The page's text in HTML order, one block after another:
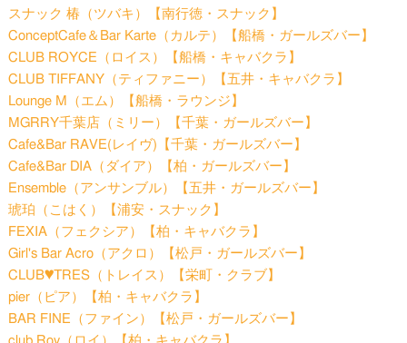
スナック 椿（ツバキ）【南行徳・スナック】
ConceptCafe＆Bar Karte（カルテ）【船橋・ガールズバー】
CLUB ROYCE（ロイス）【船橋・キャバクラ】
CLUB TIFFANY（ティファニー）【五井・キャバクラ】
Lounge M（エム）【船橋・ラウンジ】
MGRRY千葉店（ミリー）【千葉・ガールズバー】
Cafe&Bar RAVE(レイヴ)【千葉・ガールズバー】
Cafe&Bar DIA（ダイア）【柏・ガールズバー】
Ensemble（アンサンブル）【五井・ガールズバー】
琥珀（こはく）【浦安・スナック】
FEXIA（フェクシア）【柏・キャバクラ】
Girl's Bar Acro（アクロ）【松戸・ガールズバー】
CLUB♥TRES（トレイス）【栄町・クラブ】
pier（ピア）【柏・キャバクラ】
BAR FINE（ファイン）【松戸・ガールズバー】